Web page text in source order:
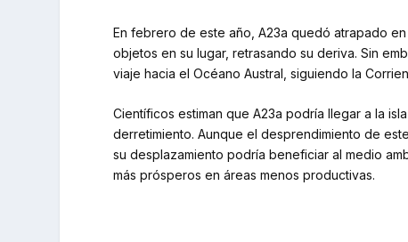
En febrero de este año, A23a quedó atrapado
objetos en su lugar, retrasando su deriva. Sin
viaje hacia el Océano Austral, siguiendo la
Científicos estiman que A23a podría llegar a la
derretimiento. Aunque el desprendimiento de
su desplazamiento podría beneficiar al medio
más prósperos en áreas menos productivas.